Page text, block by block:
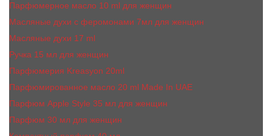
Парфюмерное масло 10 ml для женщин
Масляные духи c феромонами 7мл для женщин
Масляные духи 17 ml
Ручка 15 мл для женщин
Парфюмерия Kreasyon 20ml
Парфюмированное масло 20 ml Made In UAE
Парфюм Apple Style 35 мл для женщин
Парфюм 30 мл для женщин